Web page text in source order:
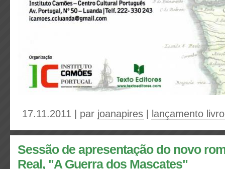
17.11.2011 | par joanapires lançamento livro
Sessão de apresentação do novo
Real, "A Guerra dos Mascates"